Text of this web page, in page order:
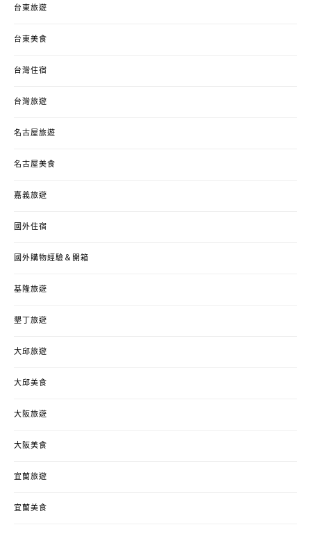
台東旅遊
台東美食
台灣住宿
台灣旅遊
名古屋旅遊
名古屋美食
嘉義旅遊
國外住宿
國外購物經驗＆開箱
基隆旅遊
墾丁旅遊
大邱旅遊
大邱美食
大阪旅遊
大阪美食
宜蘭旅遊
宜蘭美食